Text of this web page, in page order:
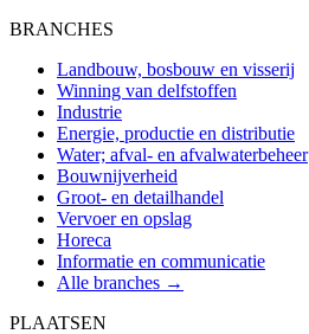
BRANCHES
Landbouw, bosbouw en visserij
Winning van delfstoffen
Industrie
Energie, productie en distributie
Water; afval- en afvalwaterbeheer
Bouwnijverheid
Groot- en detailhandel
Vervoer en opslag
Horeca
Informatie en communicatie
Alle branches →
PLAATSEN